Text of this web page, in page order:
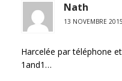
Nath
13 NOVEMBRE
Harcelée par téléphone
1and1…